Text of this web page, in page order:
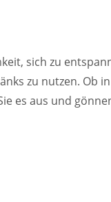
sich zu
zu nutzen. Ob
es aus und